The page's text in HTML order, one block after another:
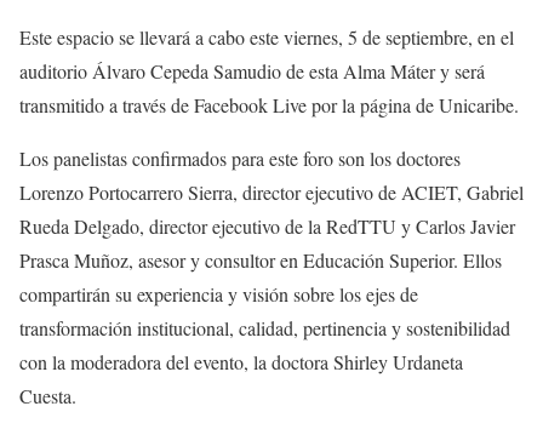
Este espacio se llevará a cabo este viernes, 5 de septiembre, en el
auditorio Álvaro Cepeda Samudio de esta Alma Máter y será
transmitido a través de Facebook Live por la página de Unicaribe.
Los panelistas confirmados para este foro son los doctores
Lorenzo Portocarrero Sierra, director ejecutivo de ACIET, Gabriel
Rueda Delgado, director ejecutivo de la RedTTU y Carlos Javier
Prasca Muñoz, asesor y consultor en Educación Superior. Ellos
compartirán su experiencia y visión sobre los ejes de
transformación institucional, calidad, pertinencia y sostenibilidad
con la moderadora del evento, la doctora Shirley Urdaneta
Cuesta.